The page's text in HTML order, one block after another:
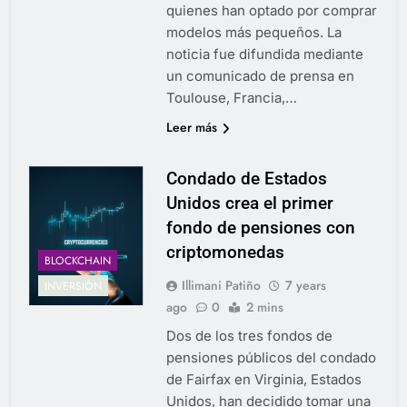
quienes han optado por comprar
modelos más pequeños. La
noticia fue difundida mediante
un comunicado de prensa en
Toulouse, Francia,…
Leer más
BLOCKCHAIN
INVERSIÓN
Condado de Estados
Unidos crea el primer
fondo de pensiones con
criptomonedas
Illimani Patiño
7 years
ago
0 2 mins
Dos de los tres fondos de
pensiones públicos del condado
de Fairfax en Virginia, Estados
Unidos, han decidido tomar una